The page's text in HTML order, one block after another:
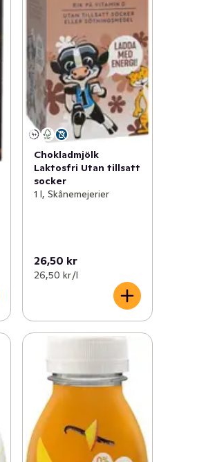
Chokladmjölk
Laktosfri Utan tillsatt
socker
1 l, Skånemejerier
26,50 kr
26,50 kr /l